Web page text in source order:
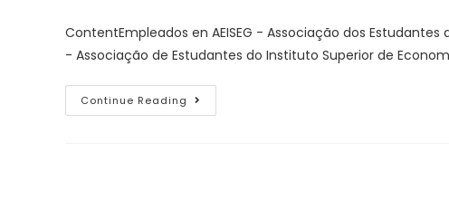
ContentEmpleados en AEISEG - Associação dos
- Associação de Estudantes do Instituto Superior de
Continue Reading